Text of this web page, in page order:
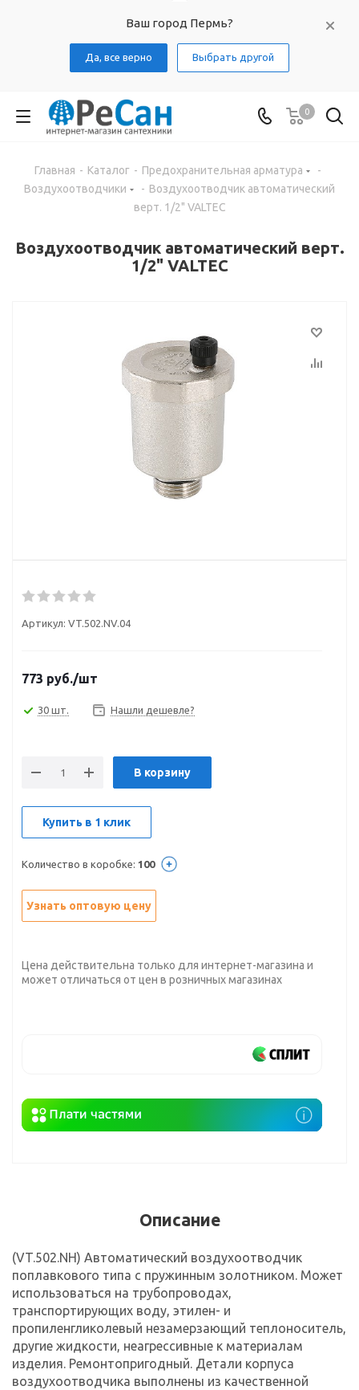
Ваш город Пермь?
Да, все верно Выбрать другой
0
Главная - Каталог - Предохранительная арматура
-
Воздухоотводчики
- Воздухоотводчик автоматический
верт. 1/2" VALTEC
Воздухоотводчик автоматический верт.
1/2" VALTEC
Артикул: VT.502.NV.04
773 руб./шт
30 шт. Нашли дешевле?
В корзину
Купить в 1 клик
Количество в коробке: 100
Узнать оптовую цену
Цена действительна только для интернет-магазина и
может отличаться от цен в розничных магазинах
Описание
(VT.502.NH) Автоматический воздухоотводчик
поплавкового типа с пружинным золотником. Может
использоваться на трубопроводах,
транспортирующих воду, этилен- и
пропиленгликолевый незамерзающий теплоноситель,
другие жидкости, неагрессивные к материалам
изделия. Ремонтопригодный. Детали корпуса
воздухоотводчика выполнены из качественной